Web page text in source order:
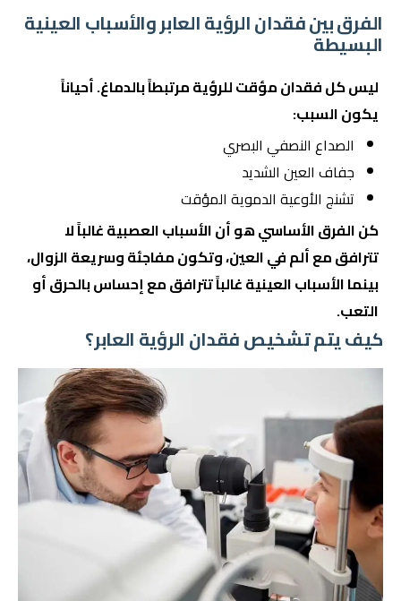
الفرق بين فقدان الرؤية العابر والأسباب العينية
البسيطة
ليس كل فقدان مؤقت للرؤية مرتبطاً بالدماغ. أحياناً
يكون السبب:
الصداع النصفي البصري
جفاف العين الشديد
تشنج الأوعية الدموية المؤقت
كن الفرق الأساسي هو أن الأسباب العصبية غالباً لا
تترافق مع ألم في العين، وتكون مفاجئة وسريعة الزوال،
بينما الأسباب العينية غالباً تترافق مع إحساس بالحرق أو
التعب.
كيف يتم تشخيص فقدان الرؤية العابر؟